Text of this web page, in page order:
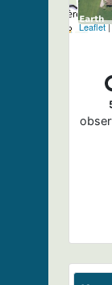
Leaflet|